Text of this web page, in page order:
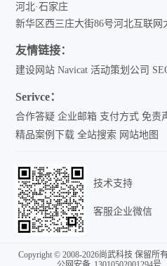
河北·石家庄
新华区西三庄大街86号河北互联网
友情链接：
建设网站 Navicat 活动策划公司
Serivce：
合作答疑 企业邮箱 支付方式 免责
精品案例下载 全站搜索 网站地图
技术支持
客服企业微信
Copyright © 2008-2026尚武科技 保留所有